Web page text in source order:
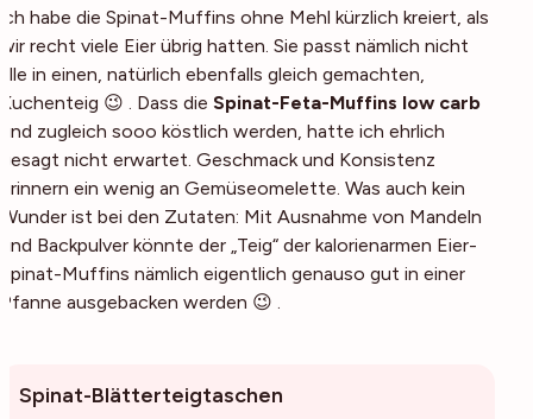
ich habe die Spinat-Muffins ohne Mehl kürzlich kreiert, als
wir recht viele Eier übrig hatten. Sie passt nämlich nicht
alle in einen, natürlich ebenfalls gleich gemachten,
Kuchenteig 😉 . Dass die Spinat-Feta-Muffins low carb
und zugleich sooo köstlich werden, hatte ich ehrlich
gesagt nicht erwartet. Geschmack und Konsistenz
erinnern ein wenig an Gemüseomelette. Was auch kein
Wunder ist bei den Zutaten: Mit Ausnahme von Mandeln
und Backpulver könnte der „Teig“ der kalorienarmen Eier-
Spinat-Muffins nämlich eigentlich genauso gut in einer
Pfanne ausgebacken werden 😉 .
Spinat-Blätterteigtaschen